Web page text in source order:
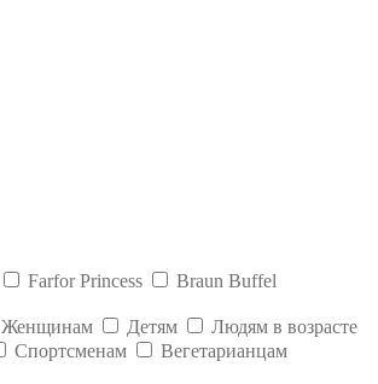
Farfor Princess
Braun Buffel
Женщинам Детям
Людям в возрасте
Спортсменам
Вегетарианцам